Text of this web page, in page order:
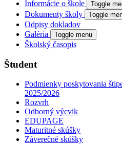
Informácie o škole Toggle
Dokumenty školy Toggle
Odpisy dokladov
Galéria
Toggle menu
Školský časopis
Študent
Podmienky poskytovania
2025/2026
Rozvrh
Odborný výcvik
EDUPAGE
Maturitné skúšky
Záverečné skúšky